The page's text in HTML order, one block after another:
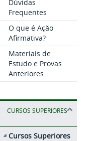
Dúvidas
Frequentes
O que é Ação
Afirmativa?
Materiais de
Estudo e Provas
Anteriores
CURSOS SUPERIORES
Cursos Superiores